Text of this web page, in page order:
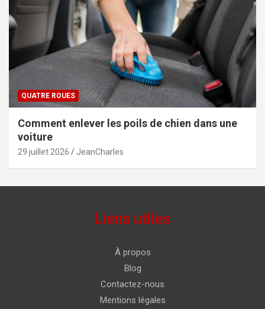
QUATRE ROUES
Comment enlever les poils de chien dans une
voiture
29 juillet 2026 JeanCharles
Liens utiles
À propos
Blog
Contactez-nous
Mentions légales